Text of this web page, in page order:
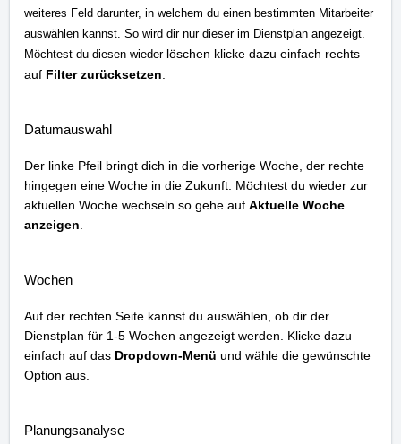
weiteres Feld darunter, in welchem du einen bestimmten Mitarbeiter
auswählen kannst. So wird dir nur dieser im Dienstplan angezeigt.
Möchtest du diesen wiederlöschen klicke dazu einfach rechts
auf Filter zurücksetzen.
Datumauswahl
Der linke Pfeil bringt dich in die vorherige Woche, der rechte
hingegen eine Woche in die Zukunft. Möchtest du wieder zur
aktuellen Woche wechseln so gehe auf Aktuelle Woche
anzeigen.
Wochen
Auf der rechten Seite kannst du auswählen, ob dir der
Dienstplan für 1-5 Wochen angezeigt werden. Klicke dazu
einfach auf das Dropdown-Menü und wähle die gewünschte
Option aus.
Planungsanalyse